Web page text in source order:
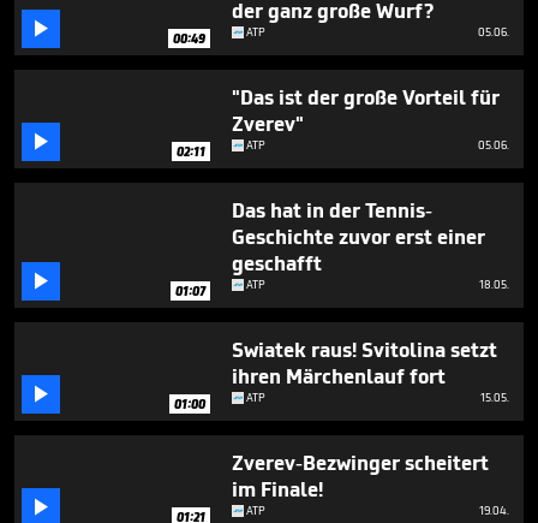
 00:49
der ganz große Wurf?
ATP 05.06.
 02:11
"Das ist der große Vorteil für
Zverev"
ATP 05.06.
 01:07
Das hat in der Tennis-
Geschichte zuvor erst einer
geschafft
ATP 18.05.
 01:00
Swiatek raus! Svitolina setzt
ihren Märchenlauf fort
ATP 15.05.
 01:21
Zverev-Bezwinger scheitert
im Finale!
ATP 19.04.